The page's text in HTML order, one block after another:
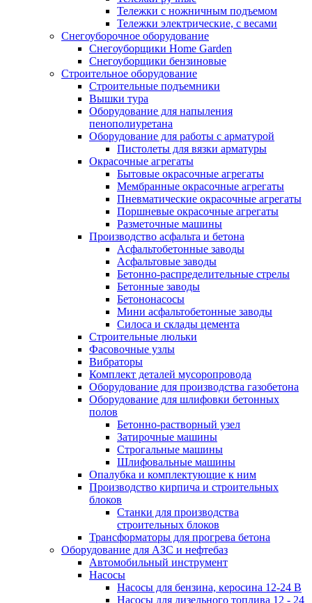
Тележки с ножничным подъемом
Тележки электрические, с весами
Снегоуборочное оборудование
Снегоуборщики Home Garden
Снегоуборщики бензиновые
Строительное оборудование
Cтроительные подъемники
Вышки тура
Оборудование для напыления
пенополиуретана
Оборудование для работы с арматурой
Пистолеты для вязки арматуры
Окрасочные агрегаты
Бытовые окрасочные агрегаты
Мембранные окрасочные агрегаты
Пневматические окрасочные агрегаты
Поршневые окрасочные агрегаты
Разметочные машины
Производство асфальта и бетона
Асфальтобетонные заводы
Асфальтовые заводы
Бетонно-распределительные стрелы
Бетонные заводы
Бетононасосы
Мини асфальтобетонные заводы
Силоса и склады цемента
Строительные люльки
Фасовочные узлы
Вибраторы
Комплект деталей мусоропровода
Оборудование для производства газобетона
Оборудование для шлифовки бетонных
полов
Бетонно-растворный узел
Затирочные машины
Строгальные машины
Шлифовальные машины
Опалубка и комплектующие к ним
Производство кирпича и строительных
блоков
Cтанки для производства
строительных блоков
Трансформаторы для прогрева бетона
Оборудование для АЗС и нефтебаз
Автомобильный инструмент
Насосы
Насосы для бензина, керосина 12-24 В
Насосы для дизельного топлива 12 - 24